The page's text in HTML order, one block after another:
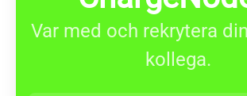
Var med och rekrytera
kollega.